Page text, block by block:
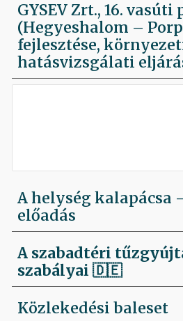
GYSEV Zrt., 16. vasúti
(Hegyeshalom –
fejlesztése,
hatásvizsgálati
A helység kalapácsa
előadás
A szabadtéri
szabályai🇩🇪
Közlekedési baleset